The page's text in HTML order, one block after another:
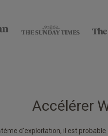
Accélérer
d’exploitation, il est